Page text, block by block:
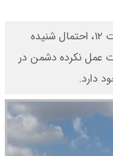
امروز دوشنبه یکم تیرماه، حدود ساعت ۱۲، احتمال شنیده
عمل نکرده دشمن در
دارد.